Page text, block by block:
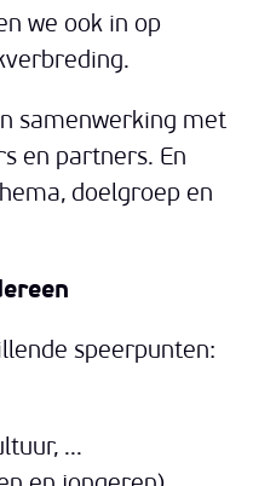
we ook in op
samenwerking met
en partners. En
doelgroep en
speerpunten:
...